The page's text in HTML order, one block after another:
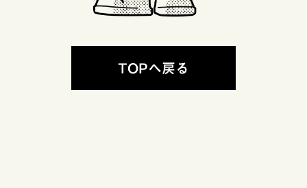
TOPへ戻る